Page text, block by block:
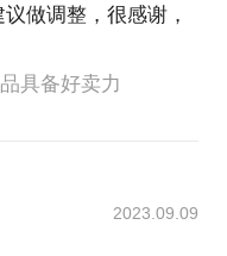
做调整，很感谢，
具备好卖力
2023.09.09